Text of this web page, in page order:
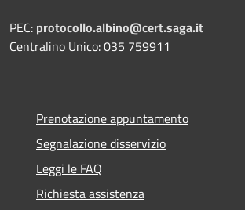
PEC: protocollo.albino@cert.saga.it
Centralino Unico: 035 759911
Prenotazione appuntamento
Segnalazione disservizio
Leggi le FAQ
Richiesta assistenza